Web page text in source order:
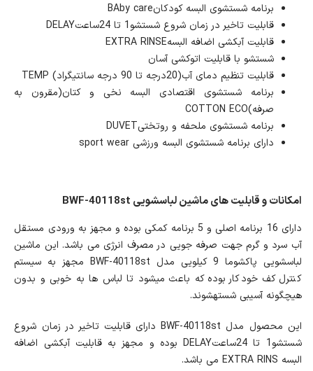
برنامه شستشوی البسه کودکانBAby care
قابلیت تاخیر در زمان شروع شستشو1 تا 24ساعتDELAY
قابلیت آبکشی اضافه البسهEXTRA RINSE
شستشو با قابلیت اتوکشی آسان
قابلیت تنظیم دمای آب(20درجه تا 90 درجه سانتیگراد) TEMP
برنامه شستشوی اقتصادی البسه نخی و کتان(مقرون به
صرفه)COTTON ECO
برنامه شستشوی ملحفه و روتختیDUVET
دارای برنامه شستشوی البسه ورزشی sport wear
امکانات و قابلیت های ماشین لباسشویی BWF-40118st
دارای 16 برنامه اصلی و 5 برنامه کمکی بوده و مجهز به ورودی مستقل
آب سرد و گرم جهت صرفه جویی در مصرف انرژی می باشد. این ماشین
لباسشویی پاکشوما 9 کیلویی مدل BWF-40118st مجهز به سیستم
کنترل کف خودکار بوده که باعث می‎شود تا لباس ها به خوبی و بدون
هیچگونه آسیبی شسته‎شوند.
این محصول مدل BWF-40118st دارای قابلیت تاخیر در زمان شروع
شستشو1 تا 24ساعتDELAY بوده و مجهز به قابلیت آبکشی اضافه
البسه EXTRA RINS می باشد.